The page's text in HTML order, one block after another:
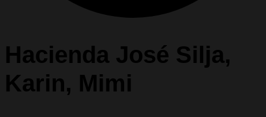
Hacienda José Silja,
Karin, Mimi